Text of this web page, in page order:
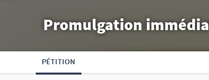
Promulgation
PÉTITION